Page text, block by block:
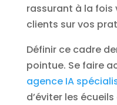
rassurant à la fois
clients sur vos
Définir ce cadre
pointue. Se faire
agence IA
d’éviter les